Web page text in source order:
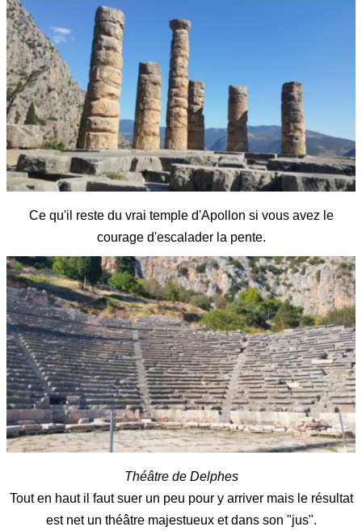
Ce qu'il reste du vrai temple d'Apollon si vous avez le
courage d'escalader la pente.
Théâtre de Delphes
Tout en haut il faut suer un peu pour y arriver mais le résultat
est net un théâtre majestueux et dans son "jus".